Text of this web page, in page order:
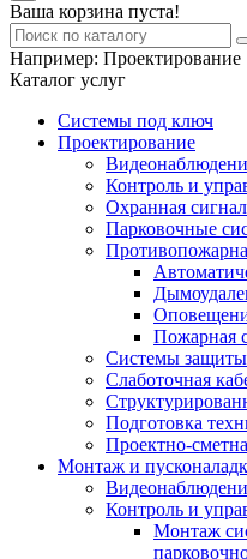
Ваша корзина пуста!
Например: Проектирование
Каталог услуг
Системы под ключ
Проектирование
Контроль и
Охранная
Парковочные
Пожарная
Системы защиты
Слаботочная
Подготовка
Проектно-
Монтаж и
Контроль и
Монтаж